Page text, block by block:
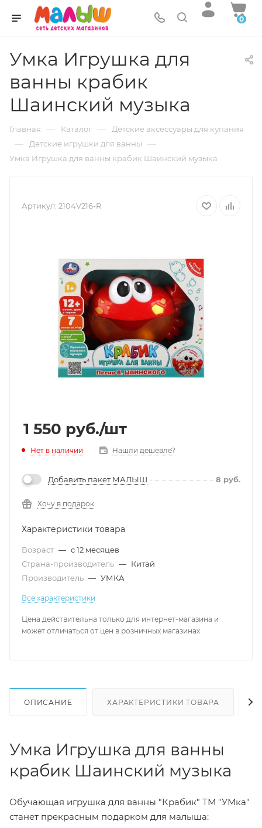
0
Умка Игрушка для
ванны крабик
Шаинский музыка
Главная — Каталог — Детские аксессуары для купания
— Детские игрушки для ванны —
Умка Игрушка для ванны крабик Шаинский музыка
Артикул: 2104V216-R
1 550 руб./шт
Нет в наличии Нашли дешевле?
Добавить пакет МАЛЫШ 8 руб.
Хочу в подарок
Характеристики товара
Возраст — с 12 месяцев
Страна-производитель — Китай
Производитель — УМКА
Все характеристики
Цена действительна только для интернет-магазина и
может отличаться от цен в розничных магазинах
ОПИСАНИЕ ХАРАКТЕРИСТИКИ ТОВАРА
Умка Игрушка для ванны
крабик Шаинский музыка
Обучающая игрушка для ванны "Крабик" ТМ "УМка"
станет прекрасным подарком для малыша: